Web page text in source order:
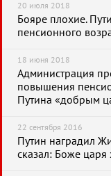
20 июля 2018
Бояре плохие.
пенсионного
18 июня 2018
Администрация
повышения
Путина «добрым
22 сентября 2016
Путин наградил
сказал: Боже царя